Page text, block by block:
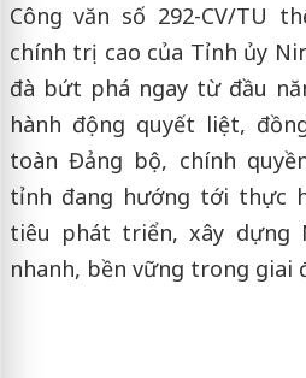
Công văn số 292-CV/TU
chính trị cao của Tỉnh ủy
đà bứt phá ngay từ đầu
hành động quyết liệt,
toàn Đảng bộ, chính
tỉnh đang hướng tới thực
tiêu phát triển, xây dựng
nhanh, bền vững trong giai